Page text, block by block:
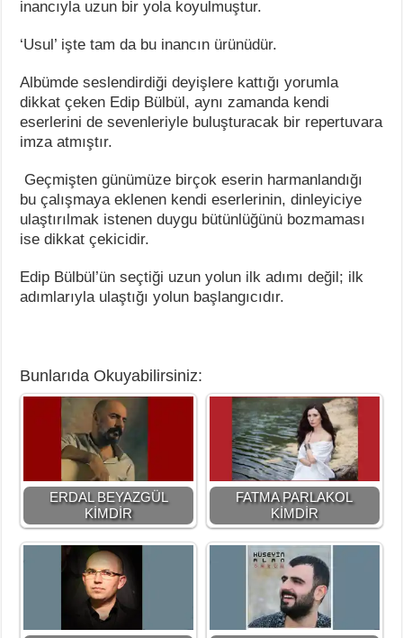
inancıyla uzun bir yola koyulmuştur.
‘Usul’ işte tam da bu inancın ürünüdür.
Albümde seslendirdiği deyişlere kattığı yorumla
dikkat çeken Edip Bülbül, aynı zamanda kendi
eserlerini de sevenleriyle buluşturacak bir repertuvara
imza atmıştır.
Geçmişten günümüze birçok eserin harmanlandığı
bu çalışmaya eklenen kendi eserlerinin, dinleyiciye
ulaştırılmak istenen duygu bütünlüğünü bozmaması
ise dikkat çekicidir.
Edip Bülbül’ün seçtiği uzun yolun ilk adımı değil; ilk
adımlarıyla ulaştığı yolun başlangıcıdır.
Bunlarıda Okuyabilirsiniz:
ERDAL BEYAZGÜL
KİMDİR
FATMA PARLAKOL
KİMDİR